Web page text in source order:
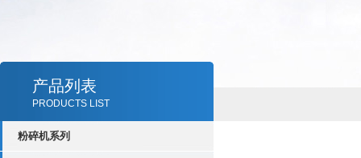
产品列表
PRODUCTS LIST
粉碎机系列